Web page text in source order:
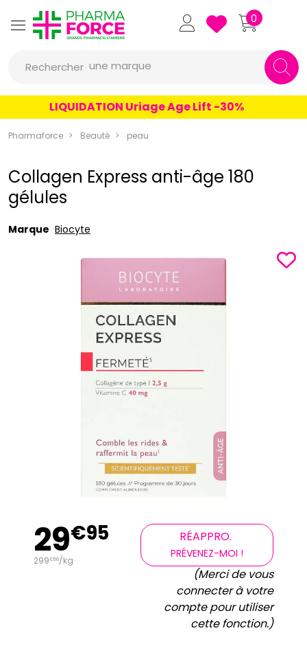
Pharmaforce Grande Pharmacie
0
Rechercher
un produit
une marque
LIQUIDATION Uriage Age Lift -30%
Pharmaforce Beauté peau
Collagen Express anti-âge 180
gélules
Marque Biocyte
29€95
299€50/kg
RÉAPPRO.
PRÉVENEZ-MOI !
(Merci de vous
connecter à votre
compte pour utiliser
cette fonction.)